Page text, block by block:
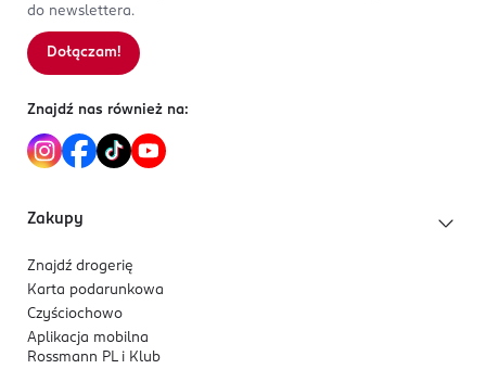
do newslettera.
Dołączam!
Znajdź nas również na:
Zakupy
Znajdź drogerię
Karta podarunkowa
Czyściochowo
Aplikacja mobilna
Rossmann PL i Klub